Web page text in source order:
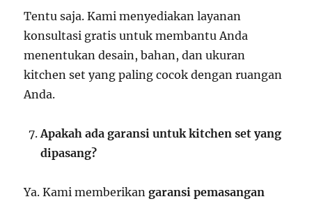
Tentu saja. Kami menyediakan layanan
konsultasi gratis untuk membantu Anda
menentukan desain, bahan, dan ukuran
kitchen set yang paling cocok dengan ruangan
Anda.
Apakah ada garansi untuk kitchen set yang
dipasang?
Ya. Kami memberikangaransi pemasangan